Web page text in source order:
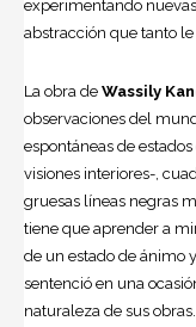
experimentando
abstracción que tanto le
La obra de Wassily
observaciones del
espontáneas de
visiones interiores-,
gruesas líneas negras
tiene que aprender a
de un estado de ánimo
sentenció en una
naturaleza de sus